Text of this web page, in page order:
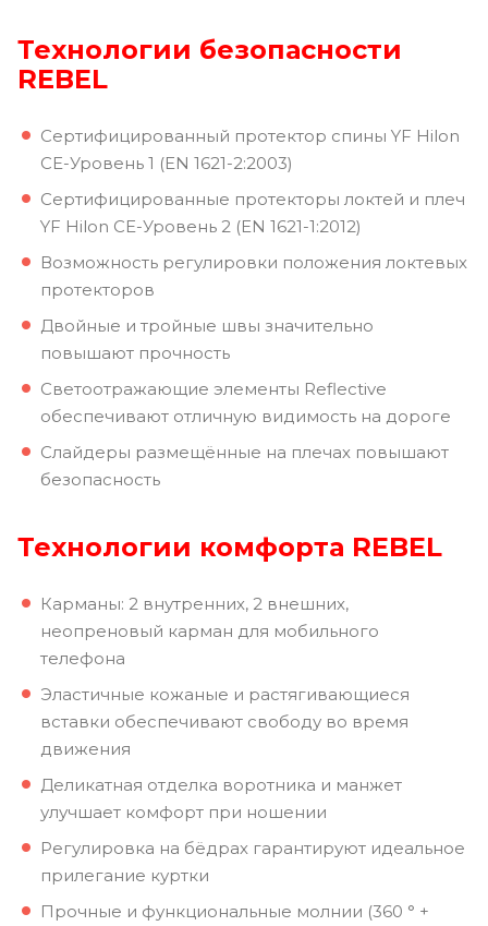
Технологии безопасности
REBEL
Сертифицированный протектор спины YF Hilon
CE-Уровень 1 (EN 1621-2:2003)
Сертифицированные протекторы локтей и плеч
YF Hilon CE-Уровень 2 (EN 1621-1:2012)
Возможность регулировки положения локтевых
протекторов
Двойные и тройные швы значительно
повышают прочность
Светоотражающие элементы Reflective
обеспечивают отличную видимость на дороге
Слайдеры размещённые на плечах повышают
безопасность
Технологии комфорта REBEL
Карманы: 2 внутренних, 2 внешних,
неопреновый карман для мобильного
телефона
Эластичные кожаные и растягивающиеся
вставки обеспечивают свободу во время
движения
Деликатная отделка воротника и манжет
улучшает комфорт при ношении
Регулировка на бёдрах гарантируют идеальное
прилегание куртки
Прочные и функциональные молнии (360 ° +